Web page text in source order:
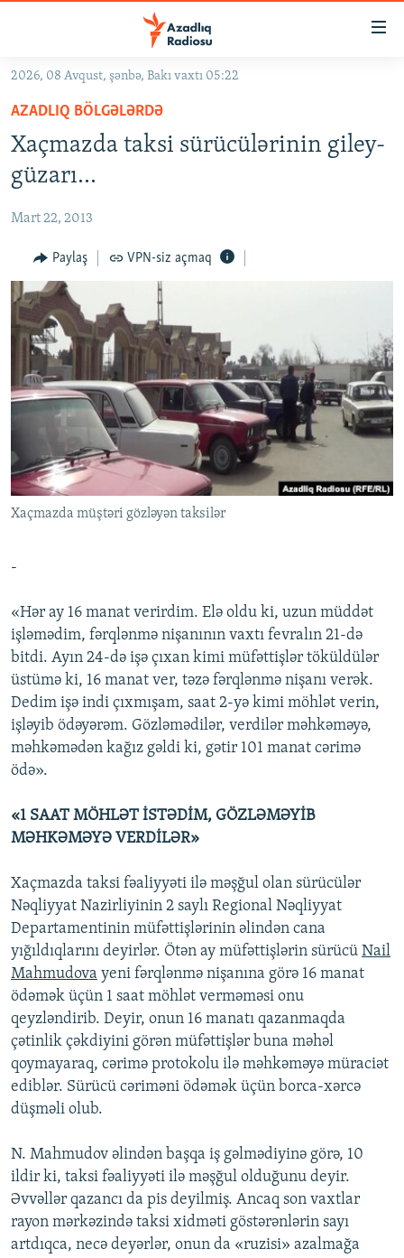
Əsas
qayıt
Əsas
naviqasiyaya
qayıt
KORRUPSIOMETR
#ƏSLINDƏ
FƏRQƏ BAX
QANUNI DOĞRU
ARAŞDIRMA
MULTIMEDIA
VIDEO
FOTOQALEREYA
İNFOQRAFIKA
KARIKATURA
RADIO ARXIV
OXU ZALI
AZƏRBAYCAN ƏDƏBIYYATI KITABXANASI
İSLAM VƏ DEMOKRATIYA
İZ - MƏDƏNIYYƏT PROQRAMI
HAQQIMIZDA
MISSIYAMIZ
PEŞƏ ETIKASI VƏ JURNALISTIKA STANDARTLARIMIZ
MATERIALLARIMIZDAN ISTIFADƏ
AZADLIQRADIOSU MOBIL TELEFONUNUZDA
BIZI IZLƏ
RFE/RL-in bütün saytları
2026, 08 Avqust, şənbə, Bakı vaxtı 05:22
AZADLIQ BÖLGƏLƏRDƏ
Xaçmazda taksi sürücülərinin giley-
güzarı...
Mart 22, 2013
Paylaş VPN-siz açmaq
Xaçmazda müştəri gözləyən taksilər
-
«Hər ay 16 manat verirdim. Elə oldu ki, uzun müddət
işləmədim, fərqlənmə nişanının vaxtı fevralın 21-də
bitdi. Ayın 24-də işə çıxan kimi müfəttişlər töküldülər
üstümə ki, 16 manat ver, təzə fərqlənmə nişanı verək.
Dedim işə indi çıxmışam, saat 2-yə kimi möhlət verin,
işləyib ödəyərəm. Gözləmədilər, verdilər məhkəməyə,
məhkəmədən kağız gəldi ki, gətir 101 manat cərimə
ödə».
«1 SAAT MÖHLƏT İSTƏDİM, GÖZLƏMƏYİB
MƏHKƏMƏYƏ VERDİLƏR»
Xaçmazda taksi fəaliyyəti ilə məşğul olan sürücülər
Nəqliyyat Nazirliyinin 2 saylı Regional Nəqliyyat
Departamentinin müfəttişlərinin əlindən cana
yığıldıqlarını deyirlər. Ötən ay müfəttişlərin sürücü Nail
Mahmudova yeni fərqlənmə nişanına görə 16 manat
ödəmək üçün 1 saat möhlət verməməsi onu
qeyzləndirib. Deyir, onun 16 manatı qazanmaqda
çətinlik çəkdiyini görən müfəttişlər buna məhəl
qoymayaraq, cərimə protokolu ilə məhkəməyə müraciət
ediblər. Sürücü cəriməni ödəmək üçün borca-xərcə
düşməli olub.
N. Mahmudov əlindən başqa iş gəlmədiyinə görə, 10
ildir ki, taksi fəaliyyəti ilə məşğul olduğunu deyir.
Əvvəllər qazancı da pis deyilmiş. Ancaq son vaxtlar
rayon mərkəzində taksi xidməti göstərənlərin sayı
artdıqca, necə deyərlər, onun da «ruzisi» azalmağa